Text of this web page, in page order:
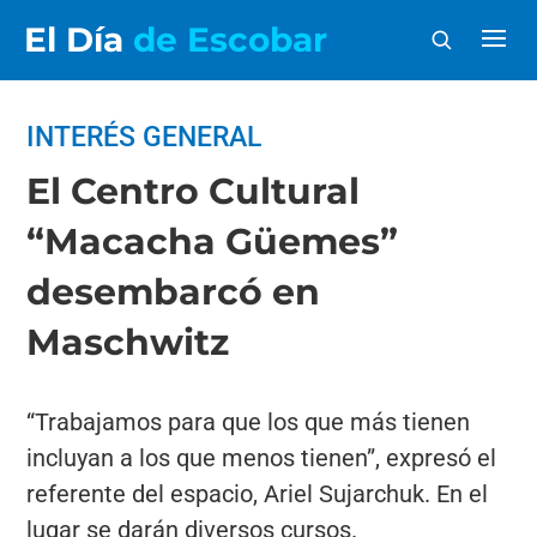
El Día de Escobar
INTERÉS GENERAL
El Centro Cultural
“Macacha Güemes”
desembarcó en
Maschwitz
“Trabajamos para que los que más tienen
incluyan a los que menos tienen”, expresó el
referente del espacio, Ariel Sujarchuk. En el
lugar se darán diversos cursos.